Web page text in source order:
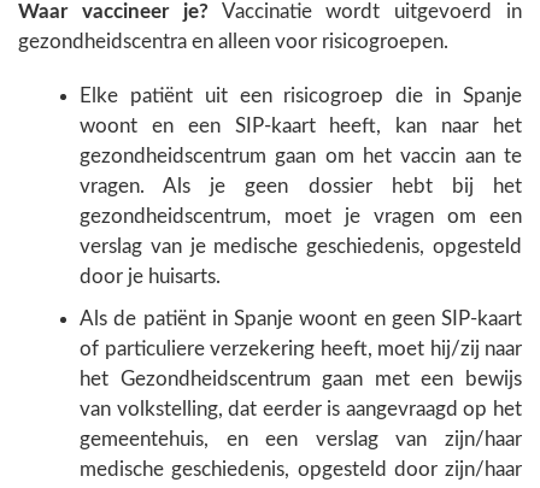
Waar vaccineer je? Vaccinatie wordt uitgevoerd in
gezondheidscentra en alleen voor risicogroepen.
Elke patiënt uit een risicogroep die in Spanje
woont en een SIP-kaart heeft, kan naar het
gezondheidscentrum gaan om het vaccin aan te
vragen. Als je geen dossier hebt bij het
gezondheidscentrum, moet je vragen om een
verslag van je medische geschiedenis, opgesteld
door je huisarts.
Als de patiënt in Spanje woont en geen SIP-kaart
of particuliere verzekering heeft, moet hij/zij naar
het Gezondheidscentrum gaan met een bewijs
van volkstelling, dat eerder is aangevraagd op het
gemeentehuis, en een verslag van zijn/haar
medische geschiedenis, opgesteld door zijn/haar